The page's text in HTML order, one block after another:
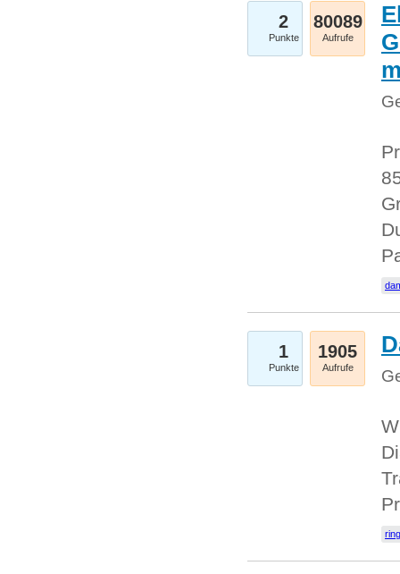
2
Punkte
80089
Aufrufe
1
Punkte
1905
Aufrufe
ring